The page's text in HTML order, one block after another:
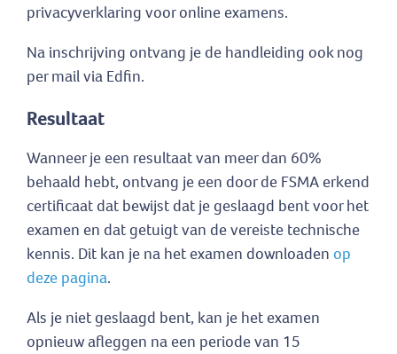
privacyverklaring voor online examens.
Na inschrijving ontvang je de handleiding ook nog
per mail via Edfin.
Resultaat
Wanneer je een resultaat van meer dan 60%
behaald hebt, ontvang je een door de FSMA erkend
certificaat dat bewijst dat je geslaagd bent voor het
examen en dat getuigt van de vereiste technische
kennis. Dit kan je na het examen downloaden op
deze pagina.
Als je niet geslaagd bent, kan je het examen
opnieuw afleggen na een periode van 15